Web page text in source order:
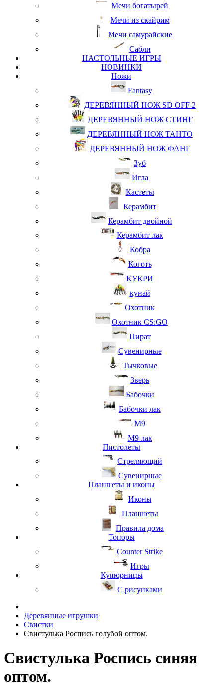
Мечи богатырей
Мечи из скайрим
Мечи самурайские
Сабли
НАСТОЛЬНЫЕ ИГРЫ
НОВИНКИ
Ножи
Fantasy
ДЕРЕВЯННЫЙ НОЖ SD OFF 2
ДЕРЕВЯННЫЙ НОЖ СТИНГ
ДЕРЕВЯННЫЙ НОЖ ТАНТО
ДЕРЕВЯННЫЙ НОЖ ФАНГ
Зуб
Игла
Кастеты
Керамбит
Керамбит двойной
Керамбит лак
Кобра
Коготь
КУКРИ
кунай
Охотник
Охотник CS:GO
Пират
Сувенирные
Тычковые
Зверь
Бабочки
Бабочки лак
М9
M9 лак
Пистолеты
Стреляющий
Сувенирные
Планшеты и иконы
Иконы
Планшеты
Правила дома
Топоры
Counter Strike
Игры
Купюрницы
С рисунками
Деревянные игрушки
Свистки
Свистулька Роспись голубой оптом.
Свистулька Роспись синяя
оптом.